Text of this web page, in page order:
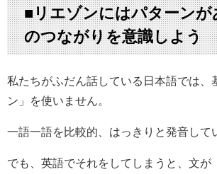
■リエゾンにはパターン
のつながりを意識しよう
私たちがふだん話している日本語では、
ン」を使いません。
一語一語を比較的、はっきりと発音して
でも、英語でそれをしてしまうと、文が